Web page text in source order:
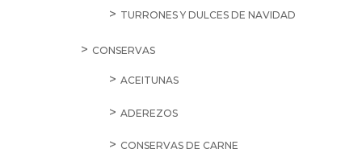
TURRONES Y DULCES DE NAVIDAD
CONSERVAS
ACEITUNAS
ADEREZOS
CONSERVAS DE CARNE